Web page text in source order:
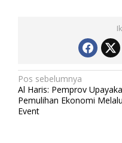
N
a
v
Pos sebelumnya
Al Haris: Pemprov
Pemulihan Ekonomi
Event